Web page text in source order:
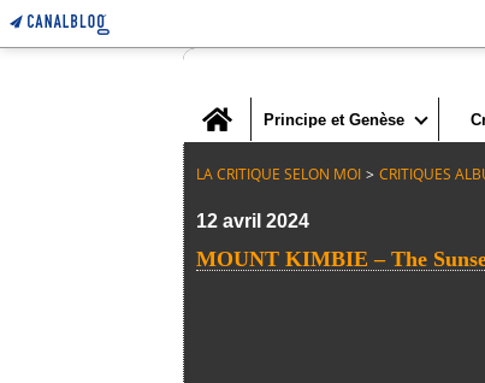
Home
Principe et Genèse
LA CRITIQUE SELON MOI > CRITIQUES
12 avril 2024
MOUNT KIMBIE – The